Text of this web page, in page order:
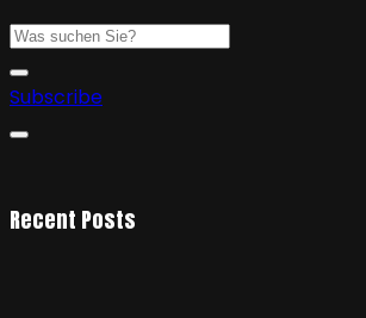
Subscribe
Recent Posts